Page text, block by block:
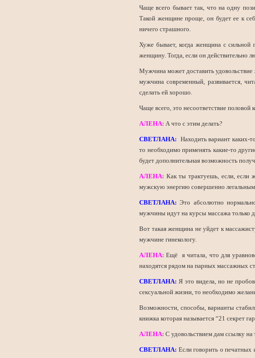
Чаще всего бывает так, что на одну
Такой женщине проще, он будет ее к
ничего страшного.
Хуже бывает, когда женщина с сильной
женщину. Тогда, если он действительно
Мужчина может доставить
мужчина современный, развивается,
сделать ей хорошо.
Чаще всего, это несоответствие половой
АЛЕНА: А что с этим делать?
СВЕТЛАНА: Находить вариант каких-
то необходимо применять какие-то
будет дополнительная возможность
АЛЕНА: Как ты трактуешь, если, если
мужскую энергию совершенно
СВЕТЛАНА: Это абсолютно
мужчины идут на курсы массажа только
Вот такая женщина не уйдет к
мужчине гинекологу.
АЛЕНА:Ещё я читала, что для
находятся рядом на парных массажных
СВЕТЛАНА: Я это видела, но не
сексуальной жизни, то необходимо
Возможности, способы, варианты
книжка которая называется “21 секрет
АЛЕНА: С удовольствием дам ссылку на
СВЕТЛАНА: Если говорить о печатных